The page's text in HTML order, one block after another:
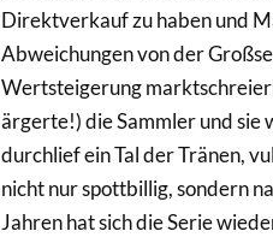
Direktverkauf zu haben und
Abweichungen von der
Wertsteigerung
ärgerte!) die Sammler und sie
durchlief ein Tal der Tränen,
nicht nur spottbillig, sondern
Jahren hat sich die Serie